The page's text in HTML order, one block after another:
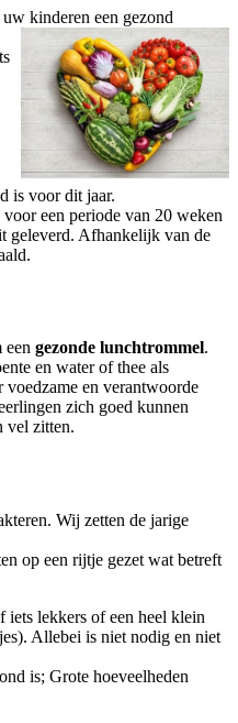
kinderen een gezond
is voor dit jaar.
een periode van 20 weken
geleverd. Afhankelijk van de
een gezonde lunchtrommel.
en water of thee als
en verantwoorde
zich goed kunnen
vel zitten.
Wij zetten de jarige
op een rijtje gezet wat betreft
lekkers of een heel klein
Allebei is niet nodig en niet
is; Grote hoeveelheden